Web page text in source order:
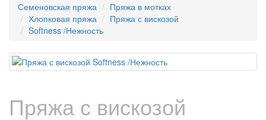
Семеновская пряжа
Пряжа в мотках
Хлопковая пряжа
Пряжа с вискозой
Softness /Нежность
Пряжа с вискозой